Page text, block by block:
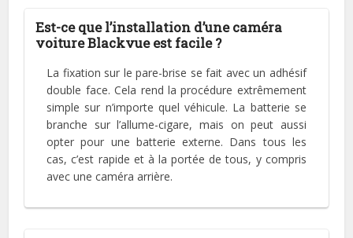
Est-ce que l’installation d’une caméra
voiture Blackvue est facile ?
La fixation sur le pare-brise se fait avec un adhésif
double face. Cela rend la procédure extrêmement
simple sur n’importe quel véhicule. La batterie se
branche sur l’allume-cigare, mais on peut aussi
opter pour une batterie externe. Dans tous les
cas, c’est rapide et à la portée de tous, y compris
avec une caméra arrière.